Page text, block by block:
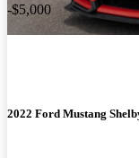
-$5,000
2022 Ford Mustang